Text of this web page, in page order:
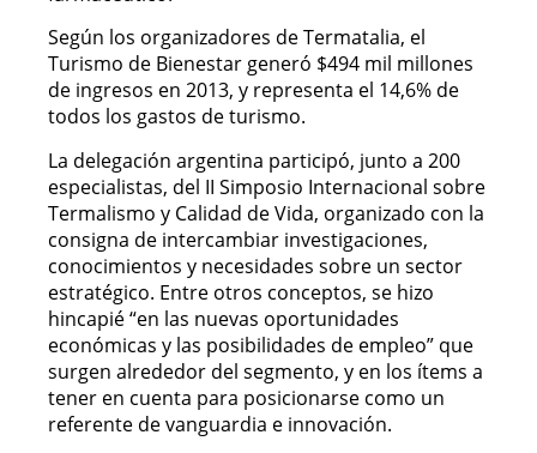
Según los organizadores de Termatalia, el
Turismo de Bienestar generó $494 mil millones
de ingresos en 2013, y representa el 14,6% de
todos los gastos de turismo.
La delegación argentina participó, junto a 200
especialistas, del II Simposio Internacional sobre
Termalismo y Calidad de Vida, organizado con la
consigna de intercambiar investigaciones,
conocimientos y necesidades sobre un sector
estratégico. Entre otros conceptos, se hizo
hincapié “en las nuevas oportunidades
económicas y las posibilidades de empleo” que
surgen alrededor del segmento, y en los ítems a
tener en cuenta para posicionarse como un
referente de vanguardia e innovación.